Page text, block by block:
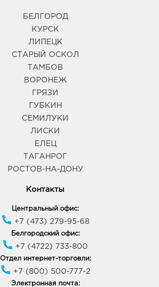
БЕЛГОРОД
КУРСК
ЛИПЕЦК
СТАРЫЙ ОСКОЛ
ТАМБОВ
ВОРОНЕЖ
ГРЯЗИ
ГУБКИН
СЕМИЛУКИ
ЛИСКИ
ЕЛЕЦ
ТАГАНРОГ
РОСТОВ-НА-ДОНУ
Контакты
Центральный офис:
+7 (473) 279-95-68
Белгородский офис:
+7 (4722) 733-800
Отдел интернет-торговли:
+7 (800) 500-777-2
Электронная почта: